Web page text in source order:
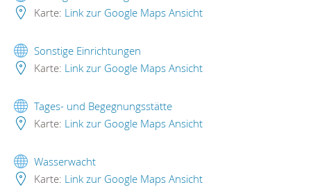
Karte: Link zur Google Maps Ansicht
Sonstige Einrichtungen
Karte: Link zur Google Maps Ansicht
Tages- und Begegnungsstätte
Karte: Link zur Google Maps Ansicht
Wasserwacht
Karte: Link zur Google Maps Ansicht